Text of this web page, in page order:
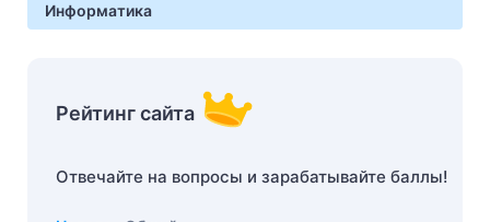
Информатика
Рейтинг сайта
Отвечайте на вопросы и зарабатывайте баллы!